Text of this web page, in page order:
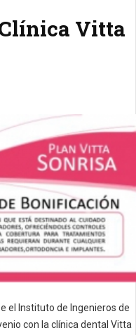
Vitta
el Instituto de Ingenieros de
con la clínica dental Vitta